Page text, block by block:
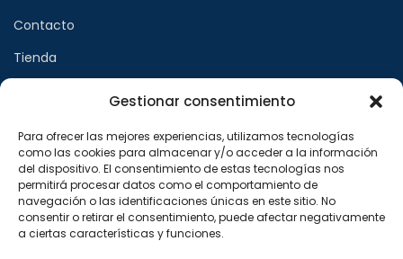
Gestionar consentimiento
Para ofrecer las mejores experiencias, utilizamos tecnologías
como las cookies para almacenar y/o acceder a la información
del dispositivo. El consentimiento de estas tecnologías nos
permitirá procesar datos como el comportamiento de
navegación o las identificaciones únicas en este sitio. No
consentir o retirar el consentimiento, puede afectar negativamente
a ciertas características y funciones.
Contacto
Tienda
Aviso legal
Política de privacidad
Política de cookies